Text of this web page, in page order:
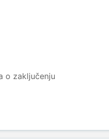
o zaključenju